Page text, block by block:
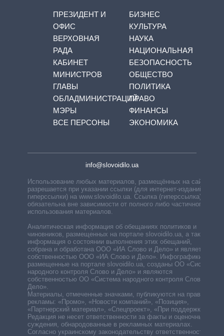
ПРЕЗИДЕНТ И
ОФИС
ВЕРХОВНАЯ
РАДА
КАБИНЕТ
МИНИСТРОВ
ГЛАВЫ
ОБЛАДМИНИСТРАЦИЙ
МЭРЫ
ВСЕ ПЕРСОНЫ
БИЗНЕС
КУЛЬТУРА
НАУКА
НАЦИОНАЛЬНАЯ
БЕЗОПАСНОСТЬ
ОБЩЕСТВО
ПОЛИТИКА
ПРАВО
ФИНАНСЫ
ЭКОНОМИКА
info@slovoidilo.ua
Использование любых материалов, размещённых на сайте,
разрешается при указании ссылки (для интернет-изданий —
гиперссылки) на www.slovoidilo.ua. Ссылка (гиперссылка)
обязательна вне зависимости от полного либо частичного
использования материалов.
Аналитическая информация об обещаниях политиков и
чиновников, размещенных на портале slovoidilo.ua, а также
информация о состоянии выполнения этих обещаний,
собрана и обработана ООО «ИА Слово и Дело» и является
собственностью ООО «ИА Слово и Дело». Инфографики,
размещенные на портале slovoidilo.ua, созданы ОО «Система
народного контроля Слово и Дело» и являются
собственностью ОО «Система народного контроля Слово и
Дело».
Материалы, отмеченные значками, публикуются на правах
рекламы: «Промо», «Новости компаний», «Позиция»,
«Партнерский материал», «Спецпроект», «При поддержке».
Редакция не несет ответственности за факты и оценочные
суждения, обнародованные в рекламных материалах.
Согласно украинскому законодательству ответственность за